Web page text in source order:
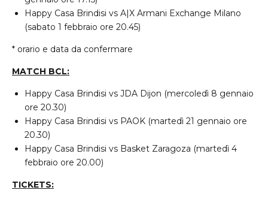
Happy Casa Brindisi vs A|X Armani Exchange Milano
(sabato 1 febbraio ore 20.45)
* orario e data da confermare
MATCH BCL:
Happy Casa Brindisi vs JDA Dijon (mercoledì 8 gennaio
ore 20.30)
Happy Casa Brindisi vs PAOK (martedì 21 gennaio ore
20.30)
Happy Casa Brindisi vs Basket Zaragoza (martedì 4
febbraio ore 20.00)
TICKETS: